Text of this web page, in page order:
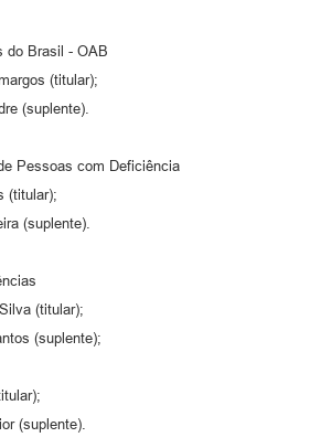
do Brasil - OAB
(titular);
(suplente).
Pessoas com Deficiência
(titular);
(suplente).
(titular);
(suplente);
(suplente).